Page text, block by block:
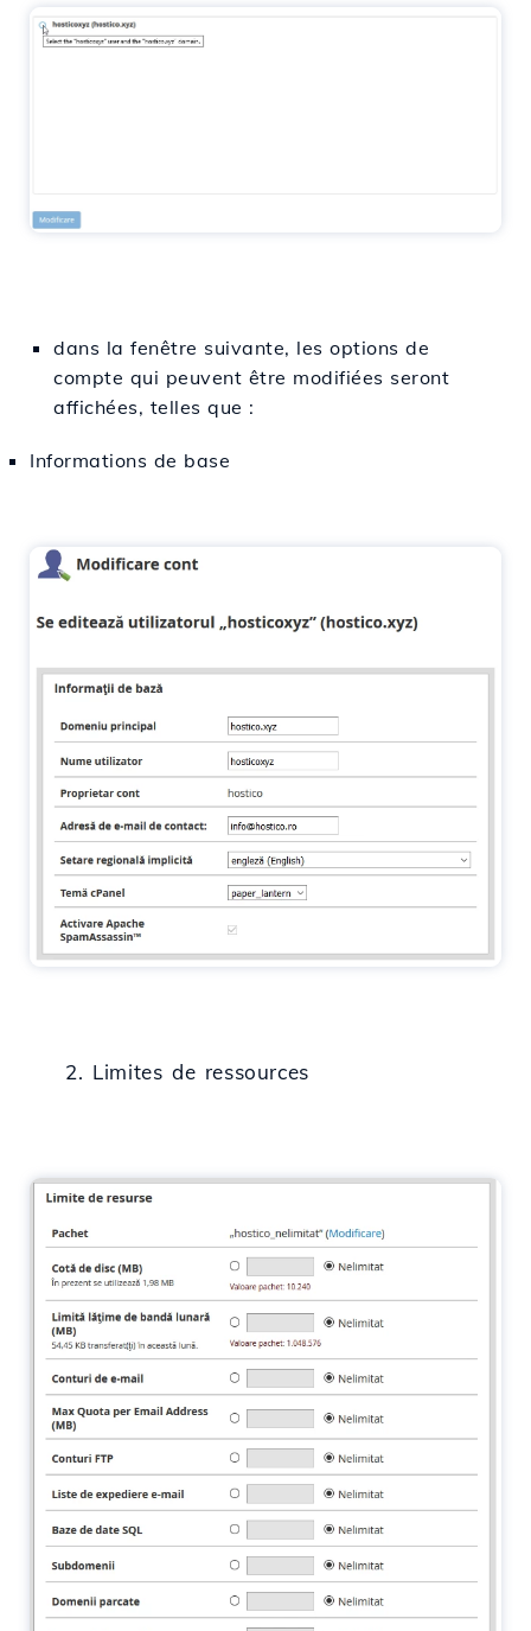
dans la fenêtre suivante, les options de
compte qui peuvent être modifiées seront
affichées, telles que :
Informations de base
2. Limites de ressources